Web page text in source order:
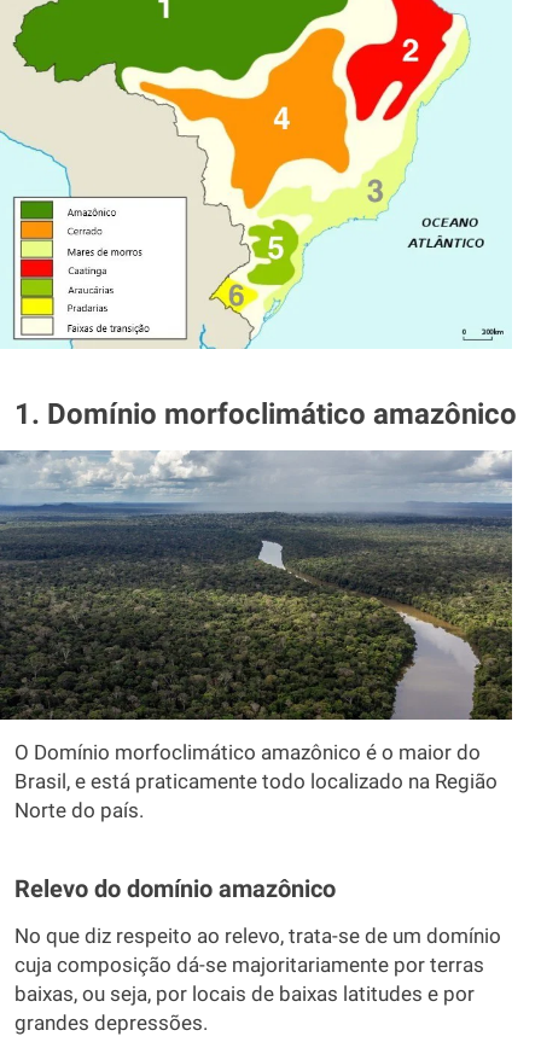
1. Domínio morfoclimático amazônico
O Domínio morfoclimático amazônico é o maior do
Brasil, e está praticamente todo localizado na Região
Norte do país.
Relevo do domínio amazônico
No que diz respeito ao relevo, trata-se de um domínio
cuja composição dá-se majoritariamente por terras
baixas, ou seja, por locais de baixas latitudes e por
grandes depressões.